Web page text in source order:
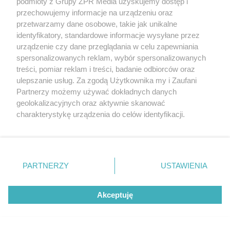
DOMOWE TRIKI
Zwilż kartkę i połóż na
wleci do twojego domu
przechowujemy informacje na urządzeniu oraz
przetwarzamy dane osobowe, takie jak unikalne
identyfikatory, standardowe informacje wysyłane przez
urządzenie czy dane przeglądania w celu zapewniania
spersonalizowanych reklam, wybór spersonalizowanych
treści, pomiar reklam i treści, badanie odbiorców oraz
ulepszanie usług. Za zgodą Użytkownika my i Zaufani
Partnerzy możemy używać dokładnych danych
geolokalizacyjnych oraz aktywnie skanować
charakterystykę urządzenia do celów identyfikacji.
zmienić/wycofać klikając przycisk ustawień prywatności
znajdujący się w lewym dolnym rogu strony
rodzaje przetwarzania danych nie wymagają zgody
użytkownika, ale masz prawo sprzeciwić się takiemu
przetwarzaniu. Preferencje będą miały zastosowanie tylko
PARTNERZY USTAWIENIA
Akceptuję